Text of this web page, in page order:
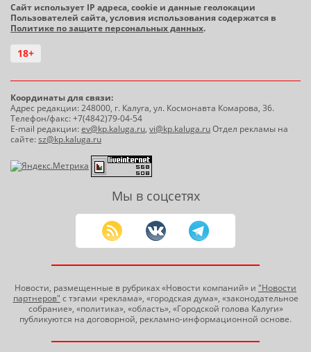
Сайт использует IP адреса, cookie и данные геолокации
Пользователей сайта, условия использования содержатся в
Политике по защите персональных данных.
18+
Координаты для связи:
Адрес редакции: 248000, г. Калуга, ул. Космонавта Комарова, 36.
Телефон/факс: +7(4842)79-04-54
E-mail редакции:ev@kp.kaluga.ru, vi@kp.kaluga.ruОтдел рекламы на
сайте:sz@kp.kaluga.ru
Мы в соцсетях
Новости, размещенные в рубриках «Новости компаний» и "Новости
партнеров" с тэгами «реклама», «городская дума», «законодательное
собрание», «политика», «область», «Городской голова Калуги»
публикуются на договорной, рекламно-информационной основе.